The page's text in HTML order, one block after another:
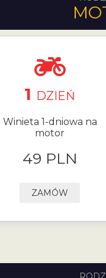
1 DZIEŃ
Winieta 1-dniowa na
motor
49 PLN
ZAMÓW